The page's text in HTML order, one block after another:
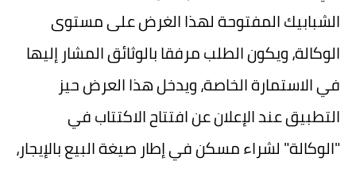
الشبابيك المفتوحة لهذا الغرض على مستوى
الوكالة، ويكون الطلب مرفقا بالوثائق المشار إليها
في الاستمارة الخاصة، ويدخل هذا العرض حيز
التطبيق عند الإعلان عن افتتاح الاكتتاب في
"الوكالة" لشراء مسكن في إطار صيغة البيع بالإيجار،